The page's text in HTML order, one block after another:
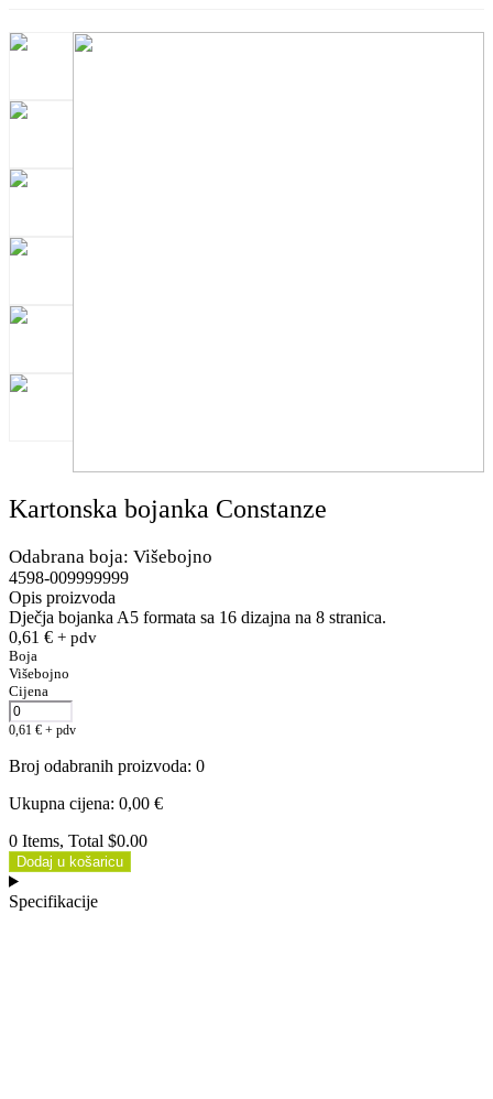
Kartonska bojanka Constanze
Odabrana boja: Višebojno
4598-009999999
Opis proizvoda
Dječja bojanka A5 formata sa 16 dizajna na 8 stranica.
0,61 € + pdv
Boja
Višebojno
Cijena
0,61 € + pdv
Broj odabranih proizvoda: 0
Ukupna cijena: 0,00 €
0 Items, Total $0.00
Dodaj u košaricu
Specifikacije